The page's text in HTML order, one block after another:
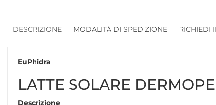
DESCRIZIONE MODALITÀ DI SPEDIZIONE RICHIEDI
EuPhidra
LATTE SOLARE
Descrizione